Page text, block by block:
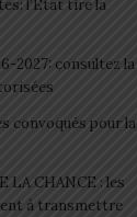
l’État tire la
2027: consultez la
convoqués pour la
LA CHANCE : les
à transmettre